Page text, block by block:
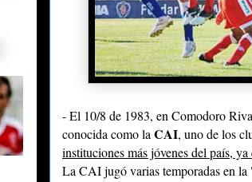
- El 10/8 de 1983, en Comodoro
conocida como la CAI, uno de los
instituciones más jóvenes del país,
La CAI jugó varias temporadas en